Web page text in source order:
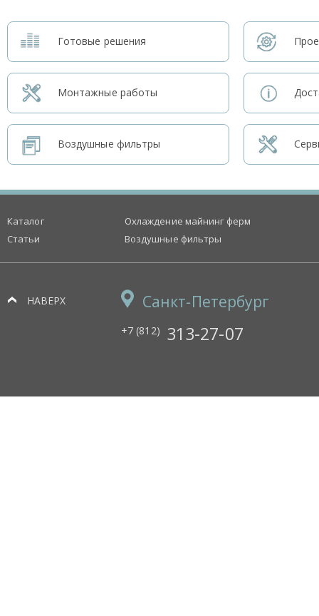
Готовые решения
Монтажные работы
Воздушные фильтры
Каталог
Статьи
Охлаждение майнинг ферм
Воздушные фильтры
НАВЕРХ Санкт-Петербург
+7 (812) 313-27-07